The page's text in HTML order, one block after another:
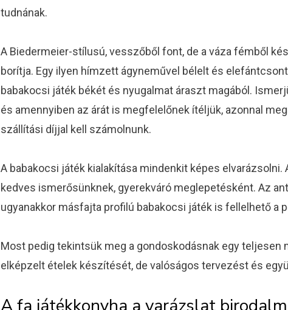
tudnának.
A Biedermeier-stílusú, vesszőből font, de a váza fémből
borítja. Egy ilyen hímzett ágyneművel bélelt és
babakocsi játék békét és nyugalmat áraszt magából.
és amennyiben az árát is megfelelőnek ítéljük, azonnal
szállítási díjjal kell számolnunk.
A babakocsi játék kialakítása mindenkit képes
kedves ismerősünknek, gyerekváró meglepetésként. Az
ugyanakkor másfajta profilú babakocsi játék is fellelhető a
Most pedig tekintsük meg a gondoskodásnak egy teljesen
elképzelt ételek készítését, de valóságos tervezést és